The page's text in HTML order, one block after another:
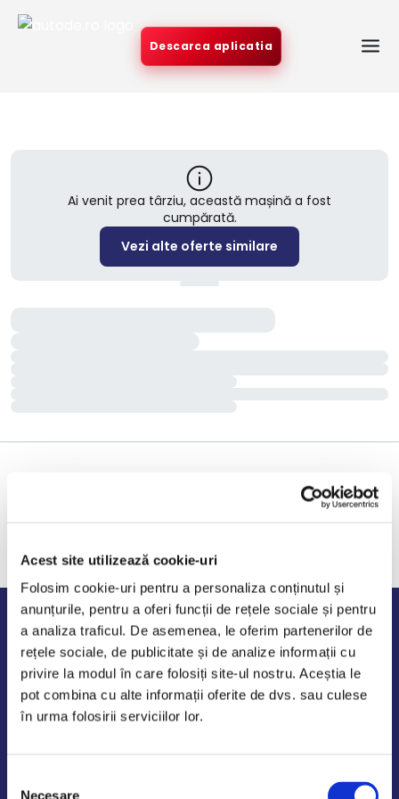
Acest site utilizează cookie-uri
Folosim cookie-uri pentru a personaliza conținutul și
anunțurile, pentru a oferi funcții de rețele sociale și pentru
a analiza traficul. De asemenea, le oferim partenerilor de
rețele sociale, de publicitate și de analize informații cu
privire la modul în care folosiți site-ul nostru. Aceștia le
pot combina cu alte informații oferite de dvs. sau culese
în urma folosirii serviciilor lor.
Necesare
Descarca aplicatia
Ai venit prea târziu, această mașină a fost
cumpărată.
Vezi alte oferte similare
Program de lucru
Luni - Vineri: 09:00-18:00
Sambata - Duminica: 10:00-14:00